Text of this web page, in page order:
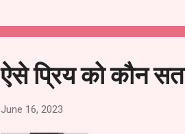
ऐसे प्रिय को कौन
June 16, 2023